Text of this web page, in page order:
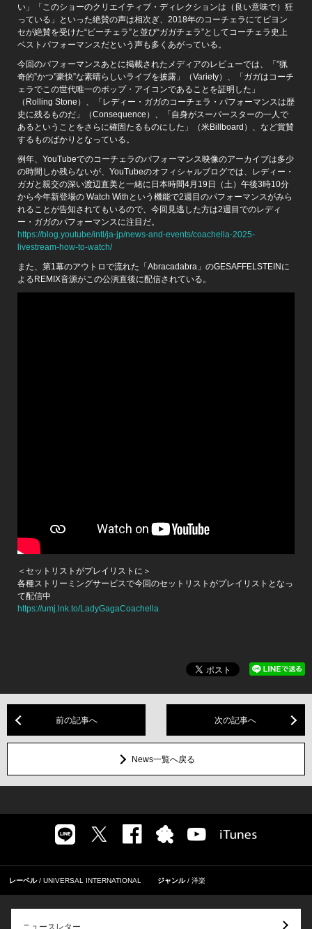
い」「このショーのクリエイティブ・ディレクションは（良い意味で）狂
っている」といった絶賛の声は相次ぎ、2018年のコーチェラにてビヨン
セが絶賛を受けた“ビーチェラ”と並び“ガガチェラ”としてコーチェラ史上
ベストパフォーマンスだという声も多くあがっている。
今回のパフォーマンスあとに掲載されたメディアのレビューでは、「”猟
奇的”かつ”豪快”な素晴らしいライブを披露」（Variety）、「ガガはコーチ
ェラでこの世代唯一のポップ・アイコンであることを証明した」
（Rolling Stone）、「レディー・ガガのコーチェラ・パフォーマンスは歴
史に残るものだ」（Consequence）、「自身がスーパースターの一人で
あるということをさらに確固たるものにした」（米Billboard）、など賞賛
するものばかりとなっている。
例年、YouTubeでのコーチェラのパフォーマンス映像のアーカイブは多少
の時間しか残らないが、YouTubeのオフィシャルブログでは、レディー・
ガガと親交の深い渡辺直美と一緒に日本時間4月19日（土）午後3時10分
から今年新登場の Watch Withという機能で2週目のパフォーマンスがみら
れることが告知されてもいるので、今回見逃した方は2週目でのレディ
ー・ガガのパフォーマンスに注目だ。
https://blog.youtube/intl/ja-jp/news-and-events/coachella-2025-
livestream-how-to-watch/
また、第1幕のアウトロで流れた「Abracadabra」のGESAFFELSTEINに
よるREMIX音源がこの公演直後に配信されている。
＜セットリストがプレイリストに＞
各種ストリーミングサービスで今回のセットリストがプレイリストとなっ
て配信中
https://umj.lnk.to/LadyGagaCoachella
前の記事へ 次の記事へ
News一覧へ戻る
レーベル UNIVERSAL INTERNATIONAL ジャンル 洋楽
ニュースレター